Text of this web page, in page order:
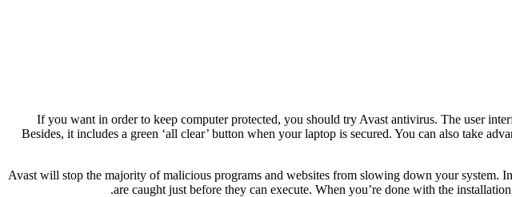
If you want in order to keep computer protected, you should try Avast antivirus. The user
Besides, it includes a green ‘all clear’ button when your laptop is secured. You can also take
Avast will stop the majority of malicious programs and websites from slowing down your system.
are caught just before they can execute. When you’re done with the